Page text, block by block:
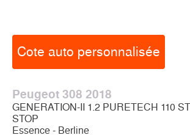
Cote auto personnalisée
Peugeot 308 2018
GENERATION-II 1.2 PURETECH 110
STOP
Essence - Berline